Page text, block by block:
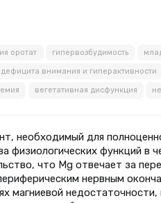
оротат гипервозбудимость
внимания и гиперактивности
вегетативная дисфункция
необходимый для
физиологических функций в
что Mg отвечает за
нервным
магниевой